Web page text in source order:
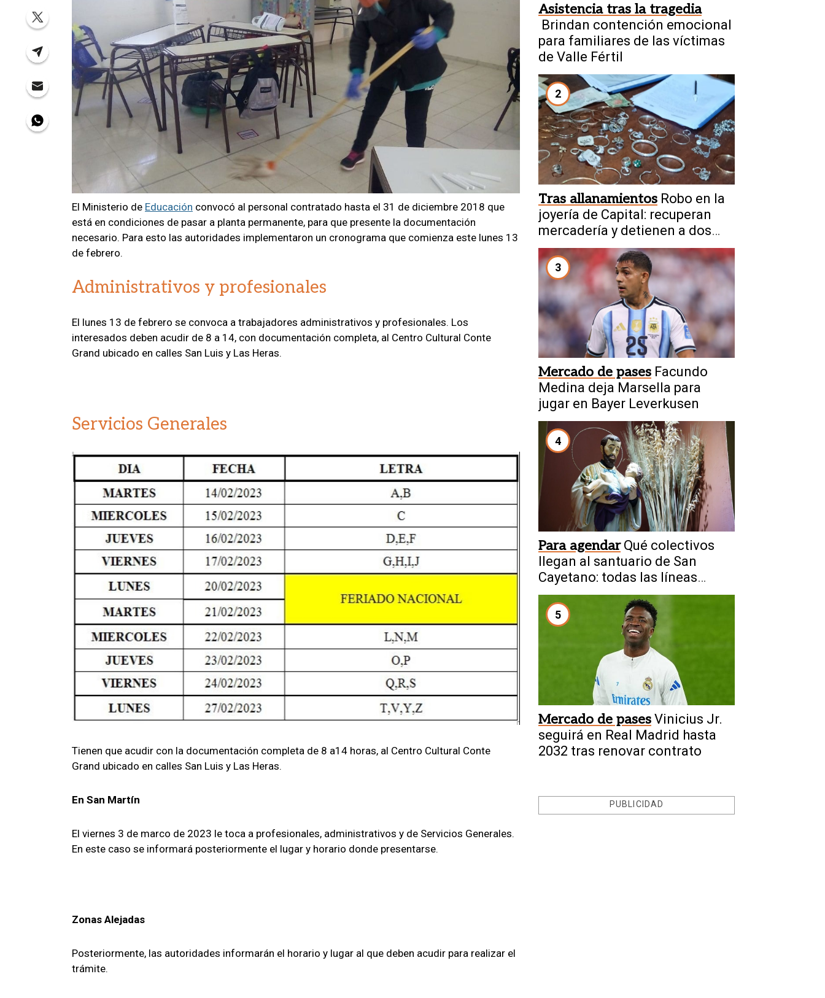
El Ministerio de Educación convocó al personal contratado hasta el 31 de diciembre 2018 que
está en condiciones de pasar a planta permanente, para que presente la documentación
necesario. Para esto las autoridades implementaron un cronograma que comienza este lunes 13
de febrero.
Administrativos y profesionales
El lunes 13 de febrero se convoca a trabajadores administrativos y profesionales. Los
interesados deben acudir de 8 a 14, con documentación completa, al Centro Cultural Conte
Grand ubicado en calles San Luis y Las Heras.
Servicios Generales
Tienen que acudir con la documentación completa de 8 a14 horas, al Centro Cultural Conte
Grand ubicado en calles San Luis y Las Heras.
En San Martín
El viernes 3 de marco de 2023 le toca a profesionales, administrativos y de Servicios Generales.
En este caso se informará posteriormente el lugar y horario donde presentarse.
Zonas Alejadas
Posteriormente, las autoridades informarán el horario y lugar al que deben acudir para realizar el
trámite.
Asistencia tras la tragedia
Brindan contención emocional
para familiares de las víctimas
de Valle Fértil
2
Tras allanamientos Robo en la
joyería de Capital: recuperan
mercadería y detienen a dos
menores
3
Mercado de pases Facundo
Medina deja Marsella para
jugar en Bayer Leverkusen
4
Para agendar Qué colectivos
llegan al santuario de San
Cayetano: todas las líneas
disponibles
5
Mercado de pases Vinicius Jr.
seguirá en Real Madrid hasta
2032 tras renovar contrato
PUBLICIDAD